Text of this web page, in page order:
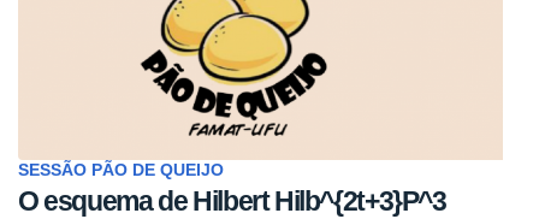
SESSÃO PÃO DE QUEIJO
O esquema de Hilbert Hilb^{2t+3}P^3